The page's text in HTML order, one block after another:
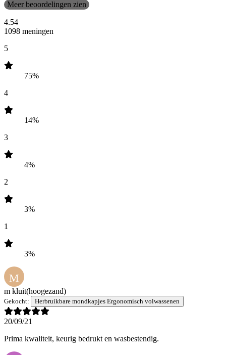
Meer beoordelingen zien
4.54
1098 meningen
5
75%
4
14%
3
4%
2
3%
1
3%
M
m kluit(hoogezand)
Gekocht: Herbruikbare mondkapjes Ergonomisch volwassenen
20/09/21
Prima kwaliteit, keurig bedrukt en wasbestendig.